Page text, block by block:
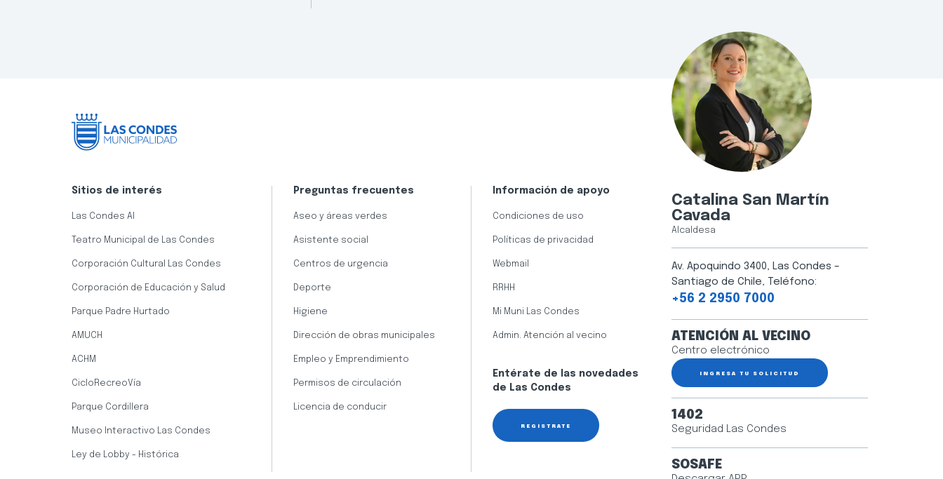
Sitios de interés
Las Condes AI
Teatro Municipal de Las Condes
Corporación Cultural Las Condes
Corporación de Educación y Salud
Parque Padre Hurtado
AMUCH
ACHM
CicloRecreoVía
Parque Cordillera
Museo Interactivo Las Condes
Ley de Lobby - Histórica
Preguntas frecuentes
Aseo y áreas verdes
Asistente social
Centros de urgencia
Deporte
Higiene
Dirección de obras municipales
Empleo y Emprendimiento
Permisos de circulación
Licencia de conducir
Información de apoyo
Condiciones de uso
Políticas de privacidad
Webmail
RRHH
Mi Muni Las Condes
Admin. Atención al vecino
Entérate de las novedades
de Las Condes
REGÍSTRATE
Catalina San Martín
Cavada
Alcaldesa
Av. Apoquindo 3400, Las Condes –
Santiago de Chile, Teléfono:
+56 2 2950 7000
ATENCIÓN AL VECINO
Centro electrónico
INGRESA TU SOLICITUD
1402
Seguridad Las Condes
SOSAFE